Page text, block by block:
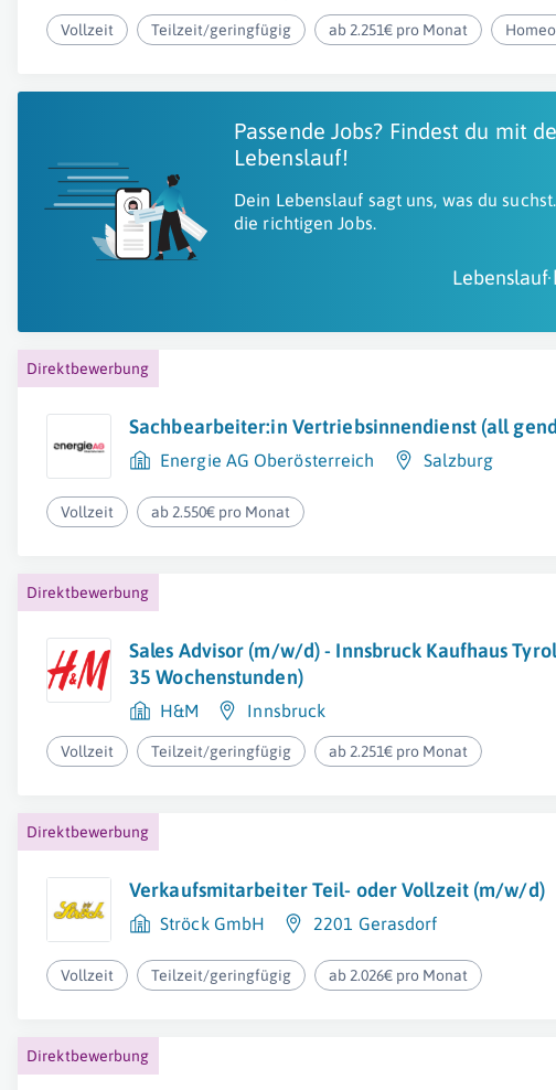
Vollzeit Teilzeit/geringfügig ab 2.251€ pro Monat
Passende Jobs? Findest du mit
Lebenslauf!
Dein Lebenslauf sagt uns, was du
die richtigen Jobs.
Lebenslauf
Direktbewerbung
Sachbearbeiter:in Vertriebsinnendienst (all
Energie AG Oberösterreich Salzburg
Vollzeit ab 2.550€ pro Monat
Direktbewerbung
Sales Advisor (m/w/d) - Innsbruck Kaufhaus
35 Wochenstunden)
H&M Innsbruck
Vollzeit Teilzeit/geringfügig ab 2.251€ pro Monat
Direktbewerbung
Verkaufsmitarbeiter Teil- oder Vollzeit (m/w/d)
Ströck GmbH 2201 Gerasdorf
Vollzeit Teilzeit/geringfügig ab 2.026€ pro Monat
Direktbewerbung